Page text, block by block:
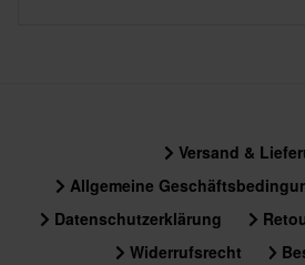
Versand &
Allgemeine
Datenschutzerklärung
Widerrufsrecht